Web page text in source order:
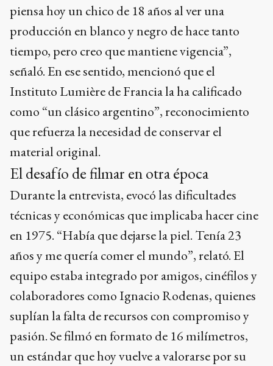
piensa hoy un chico de 18 años al ver una
producción en blanco y negro de hace tanto
tiempo, pero creo que mantiene vigencia”,
señaló. En ese sentido, mencionó que el
Instituto Lumière de Francia la ha calificado
como “un clásico argentino”, reconocimiento
que refuerza la necesidad de conservar el
material original.
El desafío de filmar en otra época
Durante la entrevista, evocó las dificultades
técnicas y económicas que implicaba hacer cine
en 1975. “Había que dejarse la piel. Tenía 23
años y me quería comer el mundo”, relató. El
equipo estaba integrado por amigos, cinéfilos y
colaboradores como Ignacio Rodenas, quienes
suplían la falta de recursos con compromiso y
pasión. Se filmó en formato de 16 milímetros,
un estándar que hoy vuelve a valorarse por su